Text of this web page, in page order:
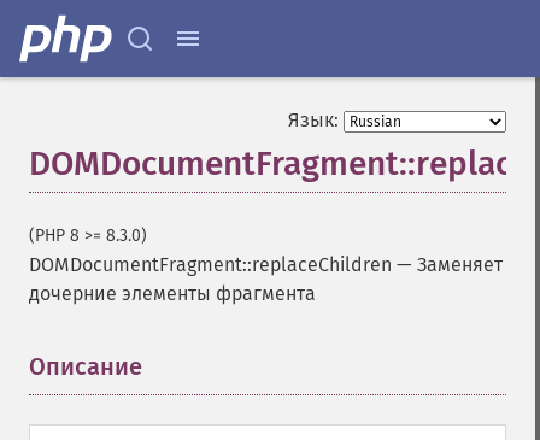
Язык:
(PHP 8 >= 8.3.0)
DOMDocumentFragment::replaceChildren — Заменяет
дочерние элементы фрагмента
Описание